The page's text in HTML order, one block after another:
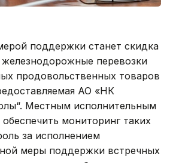
поддержки станет скидка
перевозки
продовольственных товаров
АО «НК
Местным исполнительным
мониторинг таких
за исполнением
меры поддержки встречных